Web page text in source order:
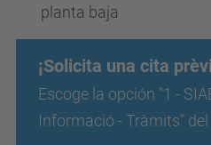
planta baja
¡Solicita una cita
Escoge la opción "1 -
Informació - Tràmits"